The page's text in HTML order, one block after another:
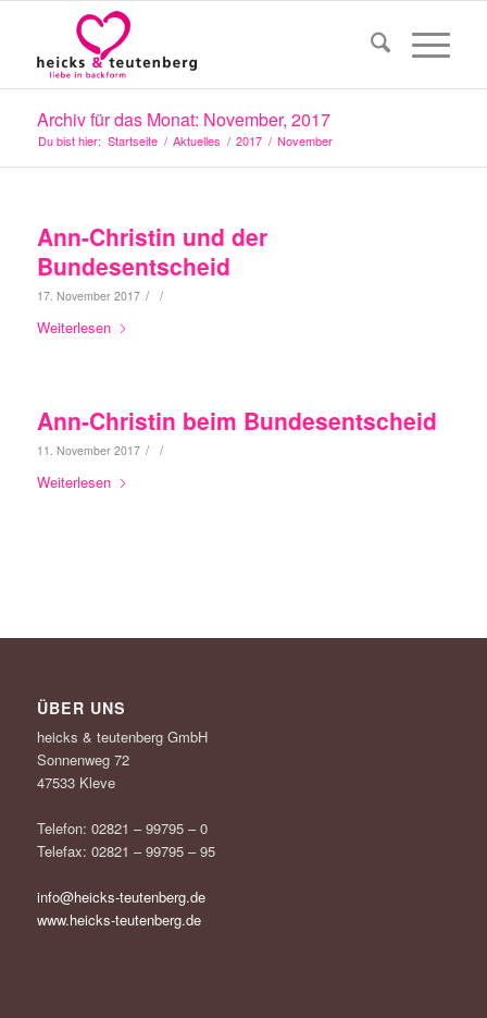
Archiv für das Monat: November, 2017
Du bist hier: Startseite / Aktuelles / 2017 / November
Ann-Christin und der
Bundesentscheid
17. November 2017 / /
Weiterlesen
Ann-Christin beim Bundesentscheid
11. November 2017 / /
Weiterlesen
ÜBER UNS
heicks & teutenberg GmbH
Sonnenweg 72
47533 Kleve
Telefon: 02821 – 99795 – 0
Telefax: 02821 – 99795 – 95
info@heicks-teutenberg.de
www.heicks-teutenberg.de